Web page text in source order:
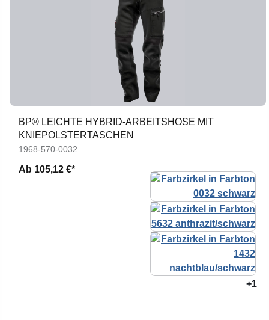
BP® LEICHTE HYBRID-ARBEITSHOSE MIT
KNIEPOLSTERTASCHEN
1968-570-0032
Ab 105,12 €*
+1